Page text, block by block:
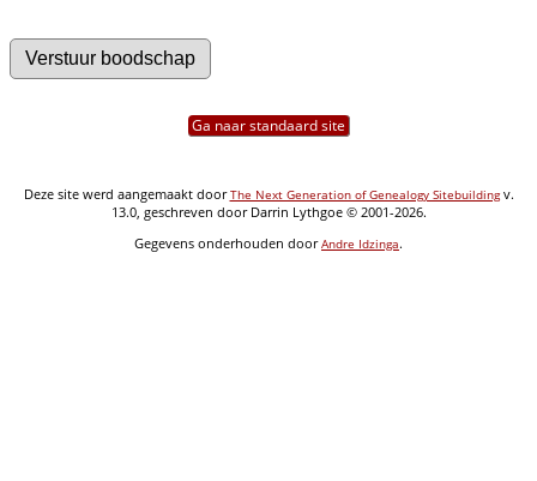
Ga naar standaard site
Deze site werd aangemaakt doorThe Next Generation of Genealogy Sitebuildingv.
13.0, geschreven door Darrin Lythgoe © 2001-2026.
Gegevens onderhouden doorAndre Idzinga.